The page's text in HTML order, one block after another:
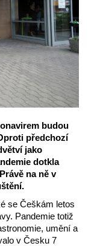
budou
předchozí
jako
dotkla
na ně v
se Češkám letos
Pandemie totiž
umění a
v Česku 7